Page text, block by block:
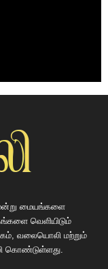
மையங்களை
வெளியிடும்
வலையொலி மற்றும்
கொண்டுள்ளது.